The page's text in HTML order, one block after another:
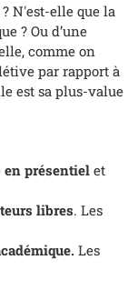
N'est-elle que la
? Ou d’une
comme on
par rapport à
est sa plus-value
en présentiel et
libres. Les
Les